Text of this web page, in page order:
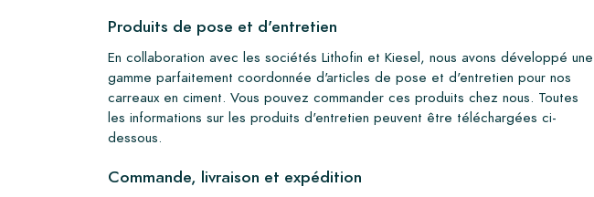
Produits de pose et d'entretien
En collaboration avec les sociétés Lithofin et Kiesel, nous avons développé une
gamme parfaitement coordonnée d'articles de pose et d'entretien pour nos
carreaux en ciment. Vous pouvez commander ces produits chez nous. Toutes
les informations sur les produits d'entretien peuvent être téléchargées ci-
dessous.
Commande, livraison et expédition